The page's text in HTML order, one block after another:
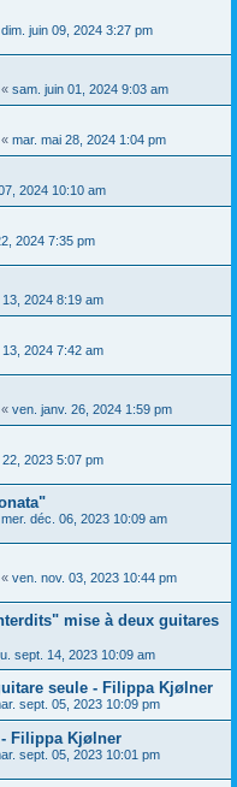
dim. juin 09, 2024 3:27 pm
« sam. juin 01, 2024 9:03 am
« mar. mai 28, 2024 1:04 pm
2024 10:10 am
2024 7:35 pm
2024 8:19 am
2024 7:42 am
« ven. janv. 26, 2024 1:59 pm
2023 5:07 pm
mer. déc. 06, 2023 10:09 am
« ven. nov. 03, 2023 10:44 pm
mise à deux guitares
sept. 14, 2023 10:09 am
seule - Filippa Kjølner
sept. 05, 2023 10:09 pm
Filippa Kjølner
sept. 05, 2023 10:01 pm